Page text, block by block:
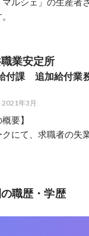
業安定所
付課　追加給付業
2021年3月
要】
にて、求職者の失
職歴・学歴